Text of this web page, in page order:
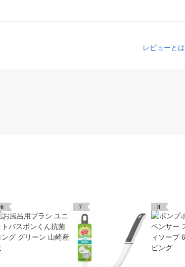
レビューとは
6 7 8